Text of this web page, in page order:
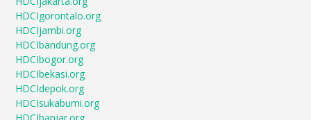
HDCIgorontalo.org
HDCIjambi.org
HDCIbandung.org
HDCIbogor.org
HDCIbekasi.org
HDCIdepok.org
HDCIsukabumi.org